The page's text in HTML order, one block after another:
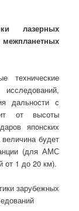
лазерных
технические
дальности с
от высоты
японских
будет
(для АМС
от 1 до 20 км).
зарубежных